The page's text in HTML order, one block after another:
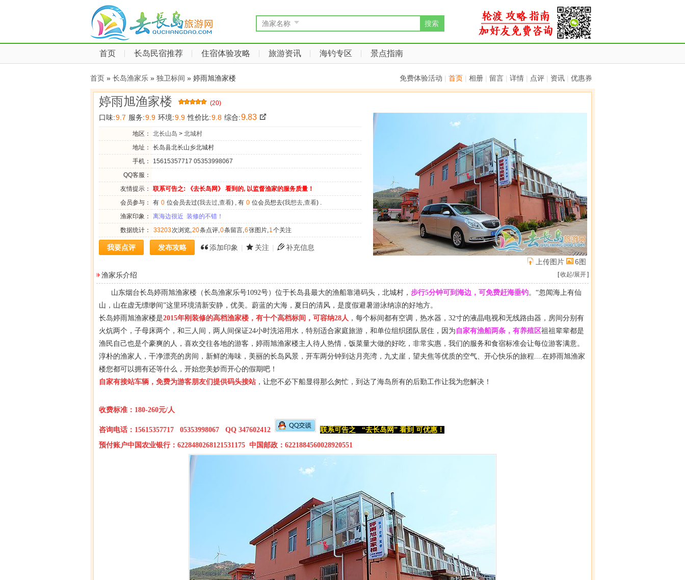
渔家名称 搜索
首页 长岛民宿推荐 住宿体验攻略 旅游资讯 海钓专区 景点指南
免费体验活动 | 首页 | 相册 | 留言 | 详情 | 点评 | 资讯 | 优惠券
首页 » 长岛渔家乐 » 独卫标间 » 婷雨旭渔家楼
婷雨旭渔家楼 (20)
口味:9.7 服务:9.9 环境:9.9 性价比:9.8 综合:9.83
地区： 北长山岛 > 北城村
地址：
长岛县北长山乡北城村
手机：
15615357717 05353998067
QQ客服：
友情提示：
联系可告之: 《去长岛网》 看到的, 以监督渔家的服务质量！
会员参与：
有 0 位会员去过(我去过,查看) , 有 0 位会员想去(我想去,查看) .
渔家印象：
离海边很近 装修的不错！
数据统计：
33203次浏览,20条点评,0条留言,6张图片,1个关注
我要点评 发布攻略 添加印象 | 关注 |
补充信息
上传图片
6图
[收起/展开]
渔家乐介绍
山东烟台长岛婷雨旭渔家楼（长岛渔家乐号1092号）位于长岛县最大的渔船靠港码头，北城村， 步行5分钟可到海边，可免费赶海垂钓。“忽闻海上有仙
山，山在虚无缥缈间”这里环境清新安静，优美。蔚蓝的大海，夏日的清风，是度假避暑游泳纳凉的好地方。
长岛婷雨旭渔家楼是2015年刚装修的高档渔家楼，有十个高档标间，可容纳28人 ，每个标间都有空调，热水器，32寸的液晶电视和无线路由器，房间分别有
火炕两个，子母床两个，和三人间，两人间保证24小时洗浴用水，特别适合家庭旅游，和单位组织团队居住，因为 自家有渔船两条，有养殖区祖祖辈辈都是
渔民自己也是个豪爽的人，喜欢交往各地的游客，婷雨旭渔家楼主人待人热情，饭菜量大做的好吃，非常实惠，我们的服务和食宿标准会让每位游客满意。
淳朴的渔家人，干净漂亮的房间，新鲜的海味，美丽的长岛风景，开车两分钟到达月亮湾，九丈崖，望夫焦等优质的空气、开心快乐的旅程....在婷雨旭渔家
楼您都可以拥有还等什么，开始您美妙而开心的假期吧！
自家有接站车辆，免费为游客朋友们提供码头接站 ，让您不必下船显得那么匆忙，到达了海岛所有的后勤工作让我为您解决！
收费标准：180-260元/人
咨询电话：15615357717 05353998067 QQ 347602412 联系可告之 “去长岛网” 看到 可优惠！
预付账户中国农业银行：6228480268121531175 中国邮政：6221884560028920551